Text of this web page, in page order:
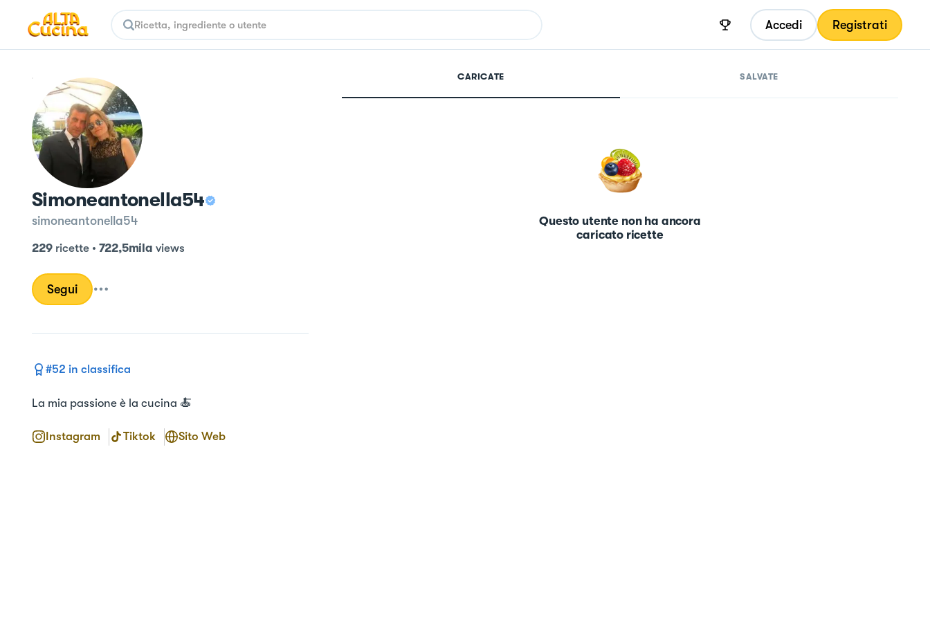
Accedi Registrati
Simoneantonella54
simoneantonella54
229 ricette• 722,5mila views
Segui
#52 in classifica
La mia passione è la cucina 🍝
Instagram Tiktok Sito Web
CARICATE SALVATE
Questo utente non ha ancora
caricato ricette